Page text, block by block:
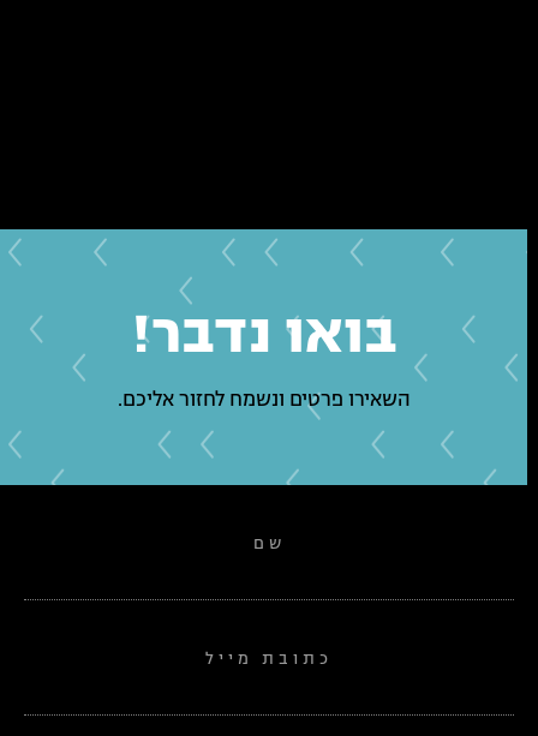
שם
כתובת מייל
בואו נדבר!
השאירו פרטים ונשמח לחזור אליכם.